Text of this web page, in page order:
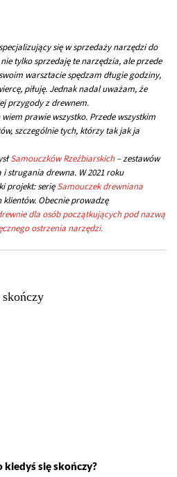
się w sprzedaży narzędzi do
tylko sprzedaję te narzędzia, ale przede
warsztacie spędzam długie godziny,
piłuję. Jednak nadal uważam, że
przygody z drewnem.
prawie wszystko. Przede wszystkim
szczególnie tych, którzy tak jak ja
Samouczków Rzeźbiarskich– zestawów
strugania drewna. W 2021 roku
projekt: serięSamouczek drewniana
klientów. Obecnie prowadzę
dla osób początkujących pod nazwą
ostrzenia narzędzi.
kiedyś się skończy?